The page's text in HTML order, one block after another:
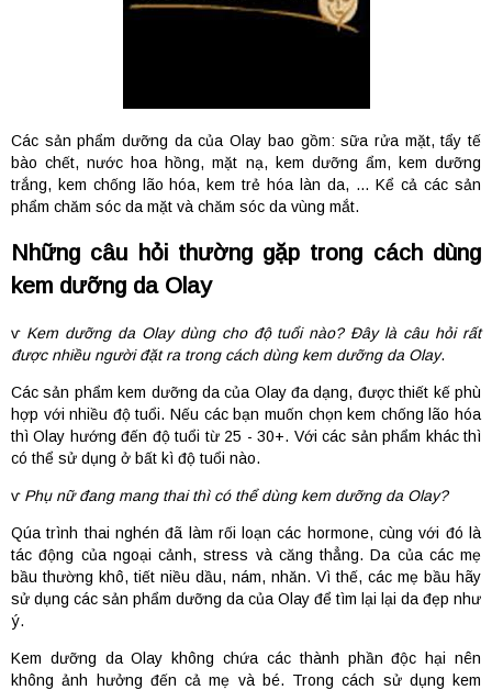
Các sản phẩm dưỡng da của Olay bao gồm: sữa rửa mặt, tẩy tế
bào chết, nước hoa hồng, mặt nạ, kem dưỡng ẩm, kem dưỡng
trắng, kem chống lão hóa, kem trẻ hóa làn da, … Kể cả các sản
phẩm chăm sóc da mặt và chăm sóc da vùng mắt.
Những câu hỏi thường gặp trong cách dùng
kem dưỡng da Olay
ⱱ Kem dưỡng da Olay dùng cho độ tuổi nào? Đây là câu hỏi rất
được nhiều người đặt ra trong cách dùng kem dưỡng da Olay.
Các sản phẩm kem dưỡng da của Olay đa dạng, được thiết kế phù
hợp với nhiều độ tuổi. Nếu các bạn muốn chọn kem chống lão hóa
thì Olay hướng đến độ tuổi từ 25 - 30+. Với các sản phẩm khác thì
có thể sử dụng ở bất kì độ tuổi nào.
ⱱ Phụ nữ đang mang thai thì có thể dùng kem dưỡng da Olay?
Qúa trình thai nghén đã làm rối loạn các hormone, cùng với đó là
tác động của ngoại cảnh, stress và căng thẳng. Da của các mẹ
bầu thường khô, tiết niều dầu, nám, nhăn. Vì thế, các mẹ bầu hãy
sử dụng các sản phẩm dưỡng da của Olay để tìm lại lại da đẹp như
ý.
Kem dưỡng da Olay không chứa các thành phần độc hại nên
không ảnh hưởng đến cả mẹ và bé. Trong cách sử dụng kem